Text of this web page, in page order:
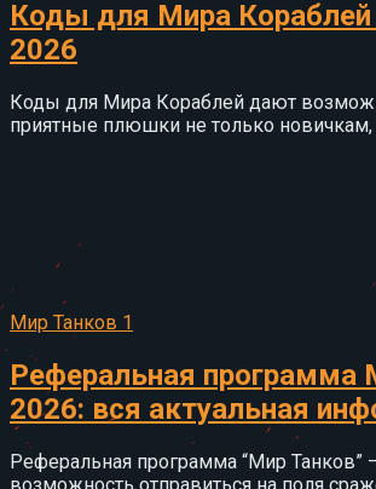
Коды для Мира Кораблей
2026
Коды для Мира Кораблей дают
приятные плюшки не только новичкам,
Мир Танков 1
Реферальная программа
2026: вся актуальная
Реферальная программа “Мир Танков”